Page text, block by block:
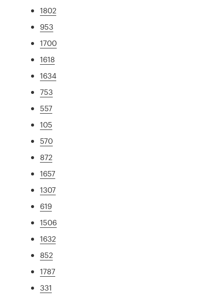
1802
953
1700
1618
1634
753
557
105
570
872
1657
1307
619
1506
1632
852
1787
331